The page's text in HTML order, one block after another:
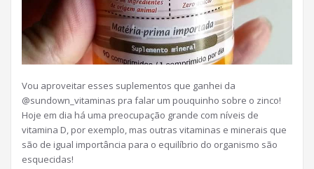
Vou aproveitar esses suplementos que ganhei da
@sundown_vitaminas pra falar um pouquinho sobre o zinco!
Hoje em dia há uma preocupação grande com níveis de
vitamina D, por exemplo, mas outras vitaminas e minerais que
são de igual importância para o equilíbrio do organismo são
esquecidas!